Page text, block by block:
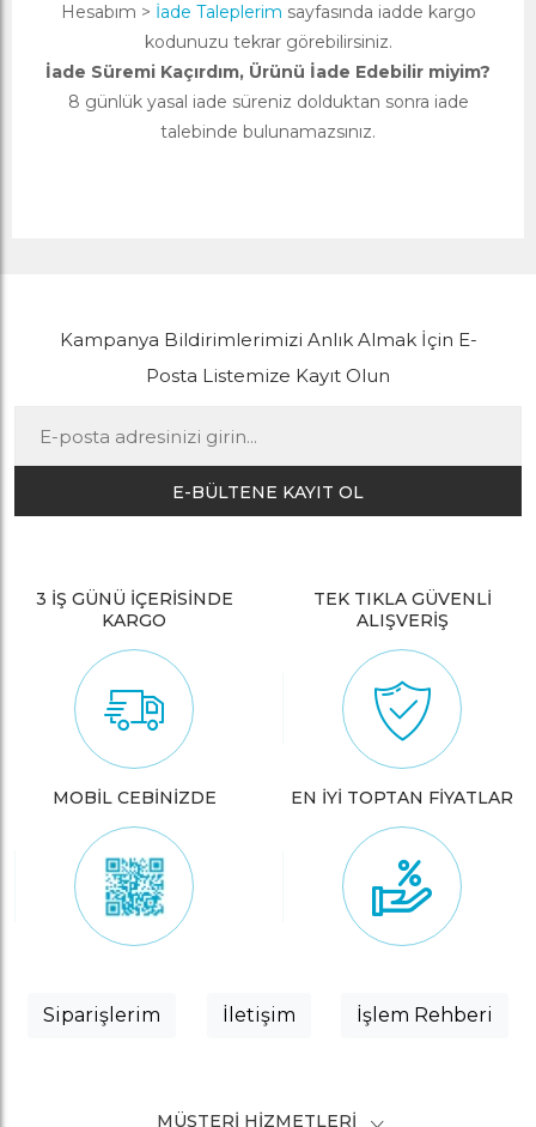
Hesabım > İade Taleplerim sayfasında iadde kargo
kodunuzu tekrar görebilirsiniz.
İade Süremi Kaçırdım, Ürünü İade Edebilir miyim?
8 günlük yasal iade süreniz dolduktan sonra iade
talebinde bulunamazsınız.
Kampanya Bildirimlerimizi Anlık Almak İçin E-
Posta Listemize Kayıt Olun
E-BÜLTENE KAYIT OL
3 İŞ GÜNÜ İÇERİSİNDE
KARGO
TEK TIKLA GÜVENLİ
ALIŞVERİŞ
MOBİL CEBİNİZDE EN İYİ TOPTAN FİYATLAR
Siparişlerim İletişim İşlem Rehberi
MÜŞTERI HIZMETLERI